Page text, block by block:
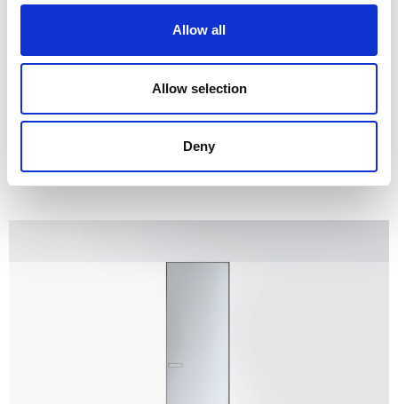
Allow all
Allow selection
Deny
Vela